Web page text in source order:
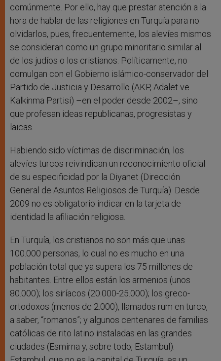
comúnmente. Por ello, hay que prestar atención a la
hora de hablar de las religiones en Turquía para no
olvidarlos, pues, frecuentemente, los alevíes mismos
se consideran como un grupo minoritario similar al
de los judíos o los cristianos. Políticamente, no
comulgan con el Gobierno islámico-conservador del
Partido de Justicia y Desarrollo (AKP, Adalet ve
Kalkinma Partisi) –en el poder desde 2002–, sino
que profesan ideas republicanas, progresistas y
laicas.
Habiendo sido víctimas de discriminación, los
alevíes turcos reivindican un reconocimiento oficial
de su especificidad por la Diyanet (Dirección
General de Asuntos Religiosos de Turquía). Desde
2009 no es obligatorio indicar en la tarjeta de
identidad la afiliación religiosa.
En Turquía, los cristianos no son más que unas
100.000 personas, lo cual no es mucho en una
población total que ya supera los 75 millones de
habitantes. Entre ellos están los armenios (unos
80.000); los siríacos (20.000-25.000); los greco-
ortodoxos (menos de 2.000), llamados rum en turco,
a saber, “romanos”; y algunos centenares de familias
católicas de rito latino instaladas en las grandes
ciudades (Esmirna y, sobre todo, Estambul).